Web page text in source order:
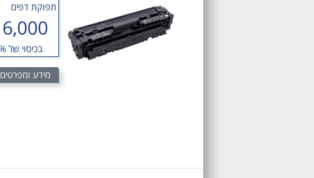
תפוקת דפים
6,000
בכיסוי של 5%
מידע ומפרטים